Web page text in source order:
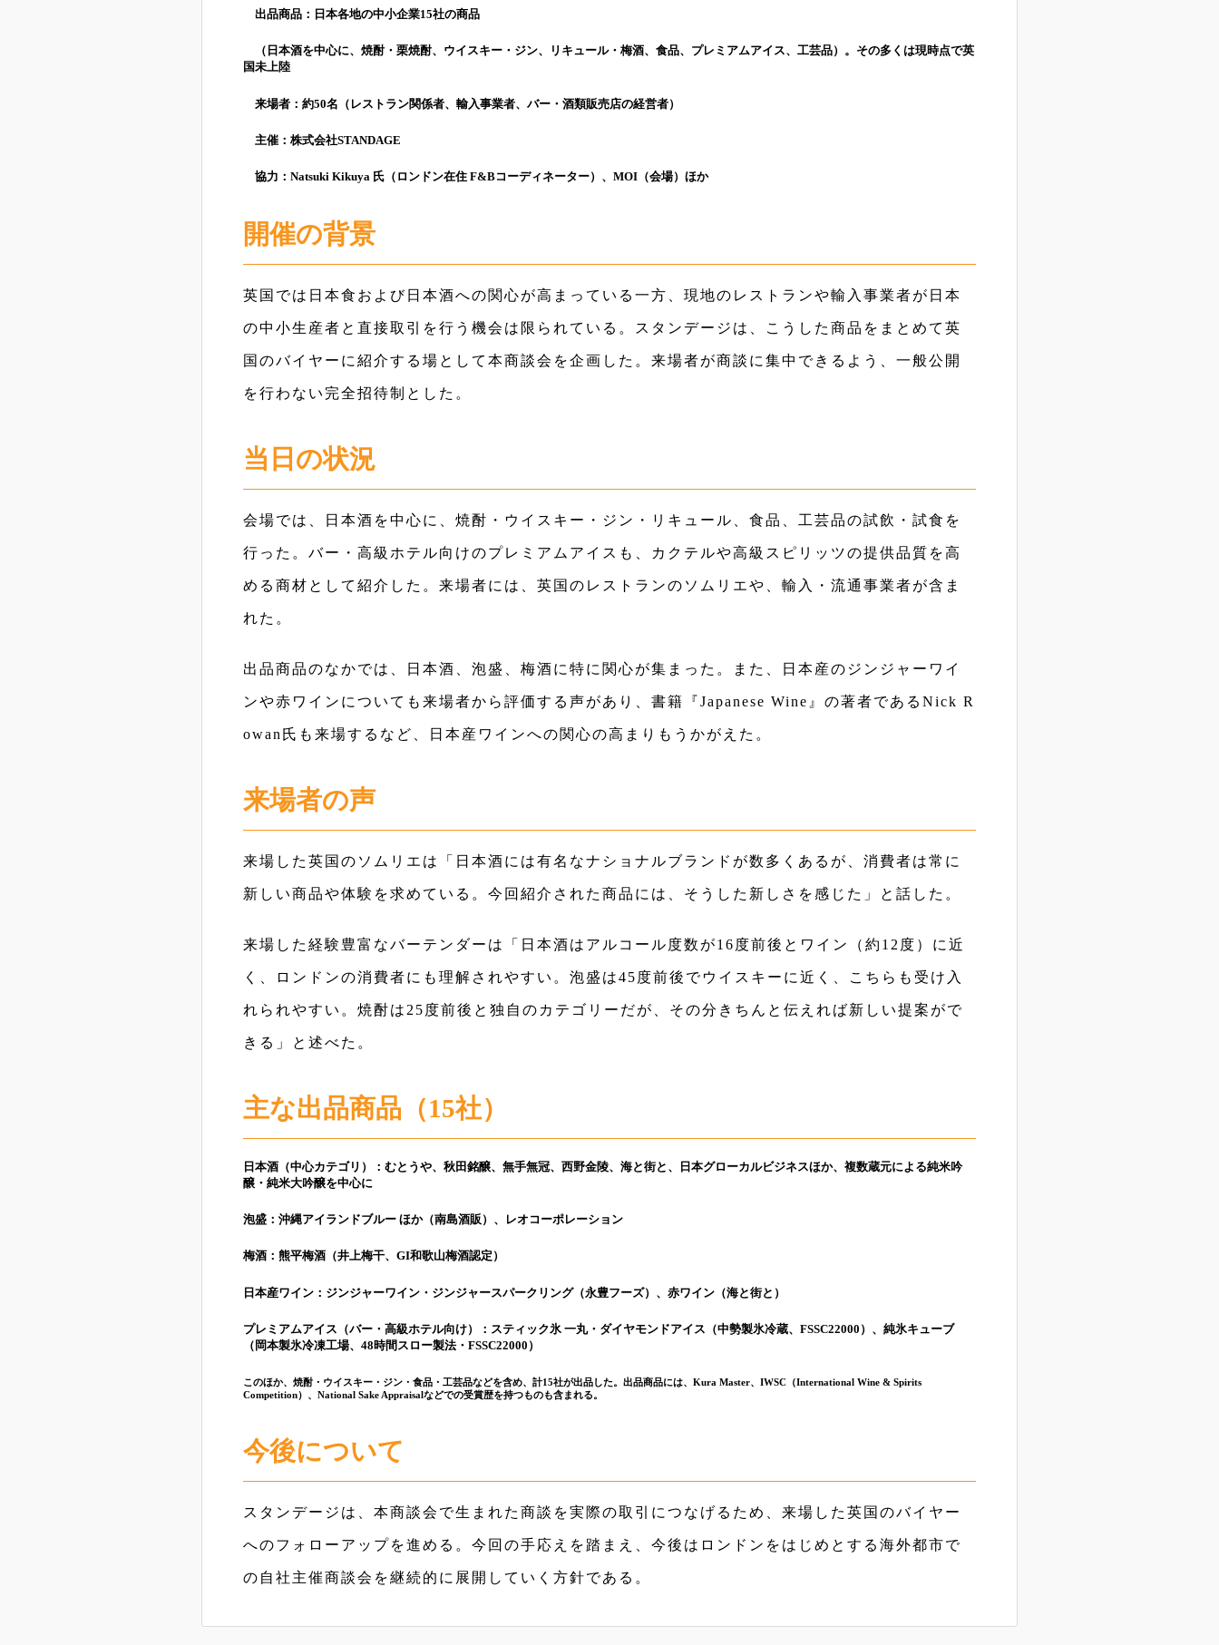
出品商品：日本各地の中小企業15社の商品
（日本酒を中心に、焼酎・栗焼酎、ウイスキー・ジン、リキュール・梅酒、食品、プレミアムアイス、工芸品）。その多くは現時点で英
国未上陸
来場者：約50名（レストラン関係者、輸入事業者、バー・酒類販売店の経営者）
主催：株式会社STANDAGE
協力：Natsuki Kikuya 氏（ロンドン在住 F&Bコーディネーター）、MOI（会場）ほか
開催の背景
英国では日本食および日本酒への関心が高まっている一方、現地のレストランや輸入事業者が日本
の中小生産者と直接取引を行う機会は限られている。スタンデージは、こうした商品をまとめて英
国のバイヤーに紹介する場として本商談会を企画した。来場者が商談に集中できるよう、一般公開
を行わない完全招待制とした。
当日の状況
会場では、日本酒を中心に、焼酎・ウイスキー・ジン・リキュール、食品、工芸品の試飲・試食を
行った。バー・高級ホテル向けのプレミアムアイスも、カクテルや高級スピリッツの提供品質を高
める商材として紹介した。来場者には、英国のレストランのソムリエや、輸入・流通事業者が含ま
れた。
出品商品のなかでは、日本酒、泡盛、梅酒に特に関心が集まった。また、日本産のジンジャーワイ
ンや赤ワインについても来場者から評価する声があり、書籍『Japanese Wine』の著者であるNick R
owan氏も来場するなど、日本産ワインへの関心の高まりもうかがえた。
来場者の声
来場した英国のソムリエは「日本酒には有名なナショナルブランドが数多くあるが、消費者は常に
新しい商品や体験を求めている。今回紹介された商品には、そうした新しさを感じた」と話した。
来場した経験豊富なバーテンダーは「日本酒はアルコール度数が16度前後とワイン（約12度）に近
く、ロンドンの消費者にも理解されやすい。泡盛は45度前後でウイスキーに近く、こちらも受け入
れられやすい。焼酎は25度前後と独自のカテゴリーだが、その分きちんと伝えれば新しい提案がで
きる」と述べた。
主な出品商品（15社）
日本酒（中心カテゴリ）：むとうや、秋田銘醸、無手無冠、西野金陵、海と街と、日本グローカルビジネスほか、複数蔵元による純米吟
醸・純米大吟醸を中心に
泡盛：沖縄アイランドブルー ほか（南島酒販）、レオコーポレーション
梅酒：熊平梅酒（井上梅干、GI和歌山梅酒認定）
日本産ワイン：ジンジャーワイン・ジンジャースパークリング（永豊フーズ）、赤ワイン（海と街と）
プレミアムアイス（バー・高級ホテル向け）：スティック氷 一丸・ダイヤモンドアイス（中勢製氷冷蔵、FSSC22000）、純氷キューブ
（岡本製氷冷凍工場、48時間スロー製法・FSSC22000）
このほか、焼酎・ウイスキー・ジン・食品・工芸品などを含め、計15社が出品した。出品商品には、Kura Master、IWSC（International Wine & Spirits
Competition）、National Sake Appraisalなどでの受賞歴を持つものも含まれる。
今後について
スタンデージは、本商談会で生まれた商談を実際の取引につなげるため、来場した英国のバイヤー
へのフォローアップを進める。今回の手応えを踏まえ、今後はロンドンをはじめとする海外都市で
の自社主催商談会を継続的に展開していく方針である。